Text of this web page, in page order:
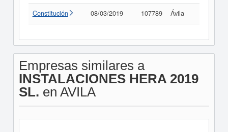
Constitución 08/03/2019 107789 Ávila
Empresas similares a
INSTALACIONES HERA 2019
SL. en AVILA